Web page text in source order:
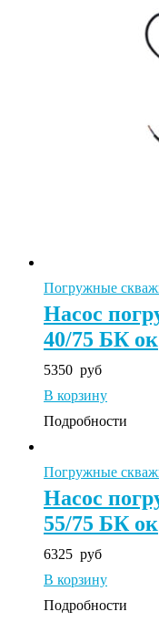
Погружные
Насос
40/75 БК ок
5350 руб
В корзину
Подробности
Погружные
Насос
55/75 БК ок
6325 руб
В корзину
Подробности